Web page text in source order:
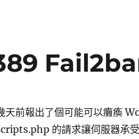
天前報出了個可能可以癱瘓
的請求讓伺服器承